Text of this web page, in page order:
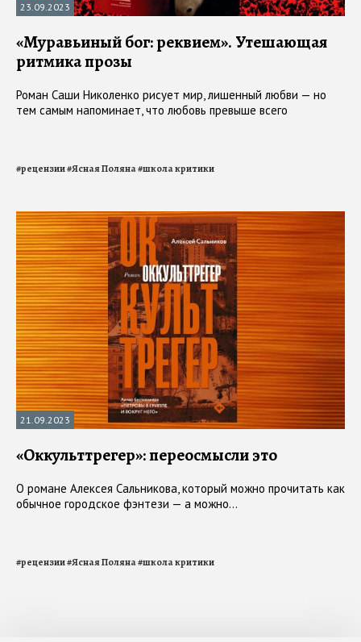
23.09.2023
«Муравьиный бог: реквием». Утешающая
ритмика прозы
Роман Саши Николенко рисует мир, лишенный любви — но
тем самым напоминает, что любовь превыше всего
#рецензии#Ясная Поляна#школа критики
21.09.2023
«Оккульттрегер»: переосмысли это
О романе Алексея Сальникова, который можно прочитать как
обычное городское фэнтези — а можно...
#рецензии#Ясная Поляна#школа критики